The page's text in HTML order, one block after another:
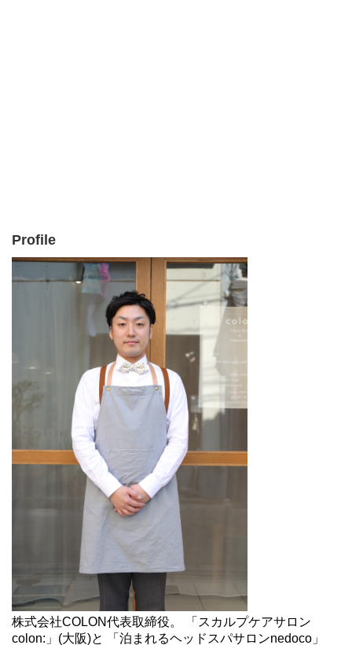
Profile
株式会社COLON代表取締役。 「スカルプケアサロン
colon:」(大阪)と 「泊まれるヘッドスパサロンnedoco」